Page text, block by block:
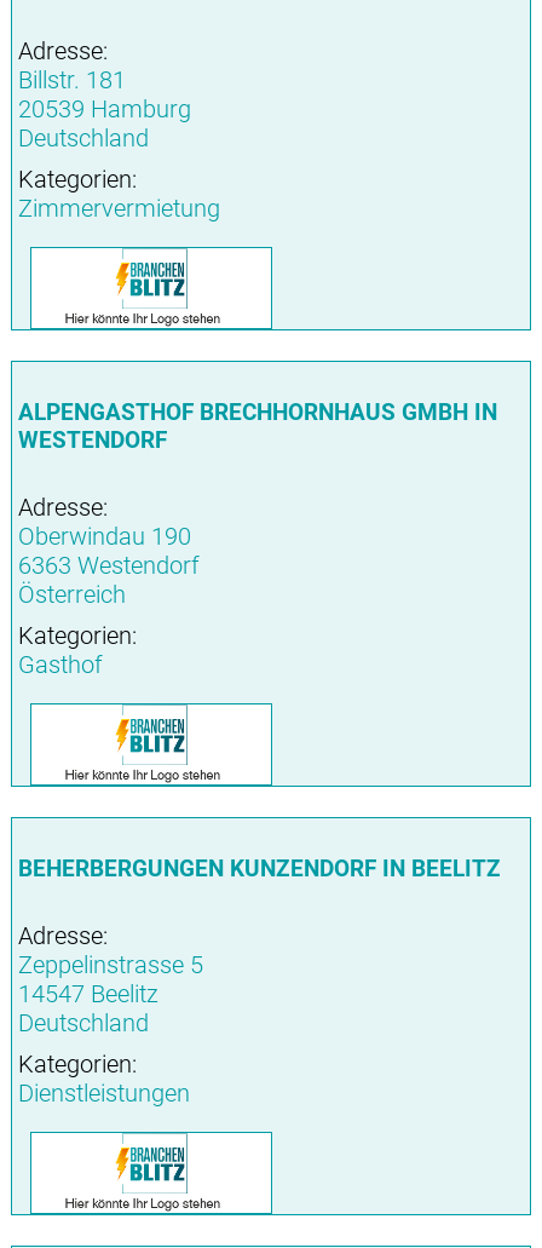
Adresse:
Billstr. 181
20539 Hamburg
Deutschland
Kategorien:
Zimmervermietung
ALPENGASTHOF BRECHHORNHAUS GMBH IN
WESTENDORF
Adresse:
Oberwindau 190
6363 Westendorf
Österreich
Kategorien:
Gasthof
BEHERBERGUNGEN KUNZENDORF IN BEELITZ
Adresse:
Zeppelinstrasse 5
14547 Beelitz
Deutschland
Kategorien:
Dienstleistungen